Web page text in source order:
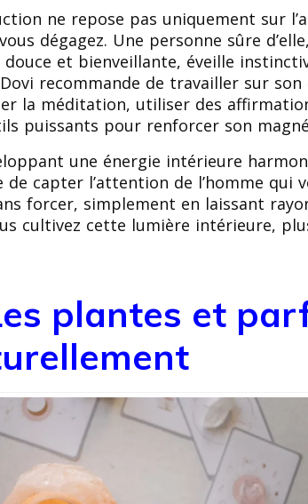
ne repose pas uniquement sur
dégagez. Une personne sûre
et bienveillante, éveille
recommande de travailler sur
la méditation, utiliser des
puissants pour renforcer son
une énergie intérieure
de capter l’attention de l’homme
forcer, simplement en laissant
cultivez cette lumière intérieure,
plantes et